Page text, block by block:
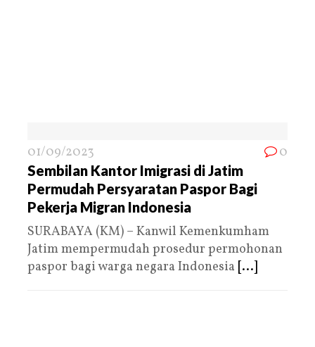
01/09/2023 0
Sembilan Kantor Imigrasi di Jatim
Permudah Persyaratan Paspor Bagi
Pekerja Migran Indonesia
SURABAYA (KM) – Kanwil Kemenkumham
Jatim mempermudah prosedur permohonan
paspor bagi warga negara Indonesia [...]